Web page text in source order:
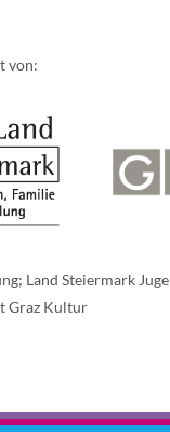
von:
Land Steiermark
Graz Kultur